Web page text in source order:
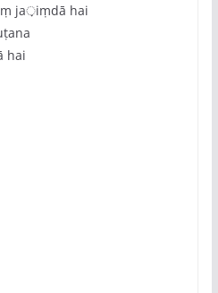
ja़iṃdā hai
hai